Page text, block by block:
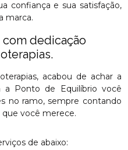
confiança e sua satisfação,
marca.
dedicação
acabou de achar a
a Ponto de Equilíbrio você
no ramo, sempre contando
que você merece.
de abaixo: